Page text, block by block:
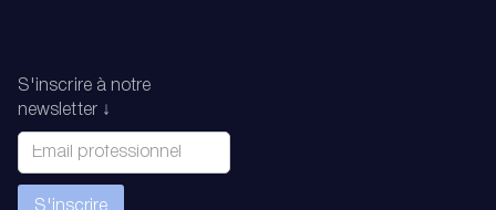
S'inscrire à notre
newsletter ↓